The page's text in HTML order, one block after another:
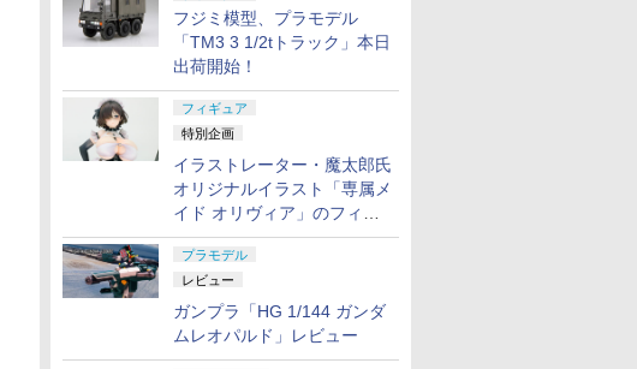
フジミ模型、プラモデル
「TM3 3 1/2tトラック」本日
出荷開始！
フィギュア
特別企画
イラストレーター・魔太郎氏
オリジナルイラスト「専属メ
イド オリヴィア」のフィギ
ュア彩色原型が東京フィギュ
アギャラリーにて展示中
プラモデル
レビュー
ガンプラ「HG 1/144 ガンダ
ムレオパルド」レビュー